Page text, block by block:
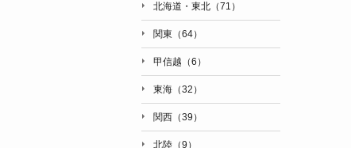
北海道・東北（71）
関東（64）
甲信越（6）
東海（32）
関西（39）
北陸（9）